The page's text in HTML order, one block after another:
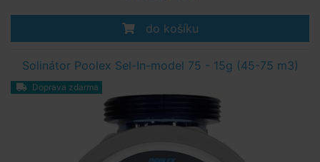
do košíku
Solinátor Poolex Sel-In-model 75 - 15g (45-75 m3)
Doprava zdarma